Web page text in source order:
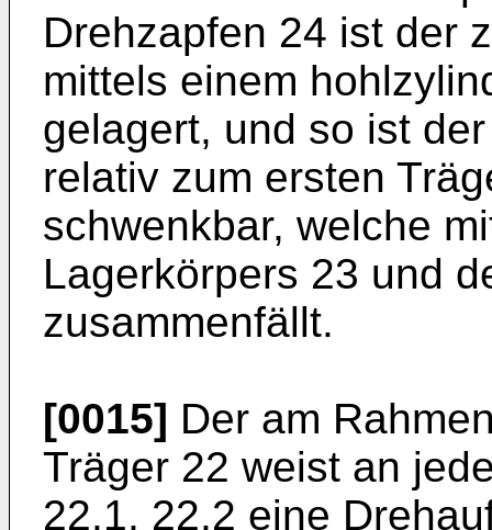
Drehzapfen 24 ist der
mittels einem
gelagert, und so ist
relativ zum ersten
schwenkbar, welche
Lagerkörpers 23 und
zusammenfällt.
[0015] Der am
Träger 22 weist an
22.1, 22.2 eine